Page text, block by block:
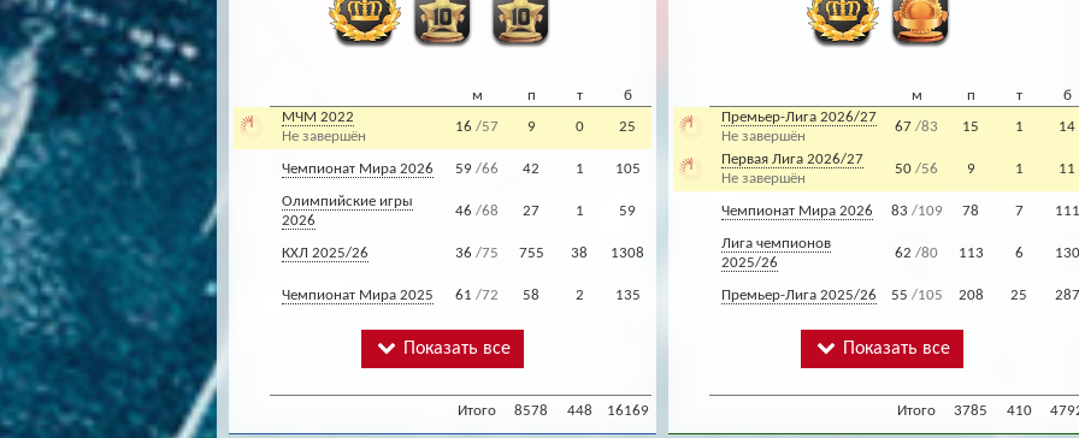
м п т
б
МЧМ 2022
Не завершён
16 /57 9 0 25
Чемпионат Мира 2026 59 /66 42 1 105
Олимпийские игры
2026
46 /68 27 1 59
КХЛ 2025/26 36 /75 755 38 1308
Чемпионат Мира 2025 61 /72 58 2 135
Показать все
Итого 8578 448 16169
м п т
б
Премьер-Лига 2026/27
Не завершён
67 /83 15 1 14
Первая Лига 2026/27
Не завершён
50 /56 9 1 11
Чемпионат Мира 2026 83 /109 78 7 111
Лига чемпионов
2025/26
62 /80 113 6 130
Премьер-Лига 2025/26 55 /105 208 25 287
Показать все
Итого 3785 410